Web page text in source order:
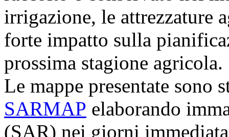
irrigazione, le attrezzature
forte impatto sulla
prossima stagione agricola.
Le mappe presentate sono
SARMAP elaborando
(SAR) nei giorni